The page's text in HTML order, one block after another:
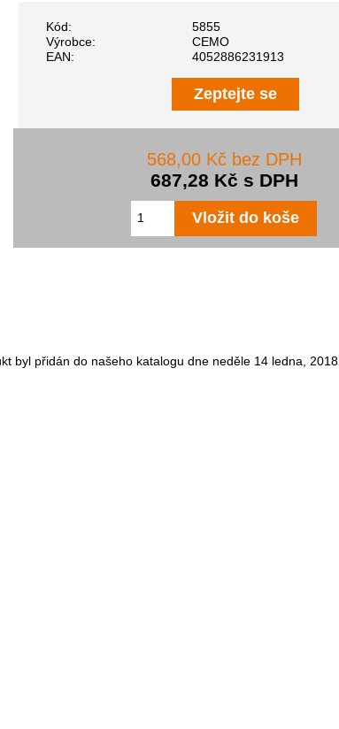
Kód:
5855
Výrobce:
CEMO
EAN:
4052886231913
Zeptejte se
568,00 Kč bez DPH
687,28 Kč s DPH
byl přidán do našeho katalogu dne neděle 14 ledna, 2018.